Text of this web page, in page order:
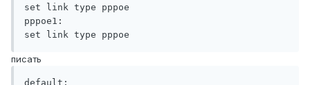
set link type pppoe
pppoe1:
set link type pppoe
писать
default: